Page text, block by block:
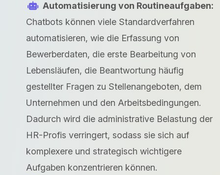
Automatisierung von Routineaufgaben:
Chatbots können viele Standardverfahren
automatisieren, wie die Erfassung von
Bewerberdaten, die erste Bearbeitung von
Lebensläufen, die Beantwortung häufig
gestellter Fragen zu Stellenangeboten, dem
Unternehmen und den Arbeitsbedingungen.
Dadurch wird die administrative Belastung der
HR-Profis verringert, sodass sie sich auf
komplexere und strategisch wichtigere
Aufgaben konzentrieren können.